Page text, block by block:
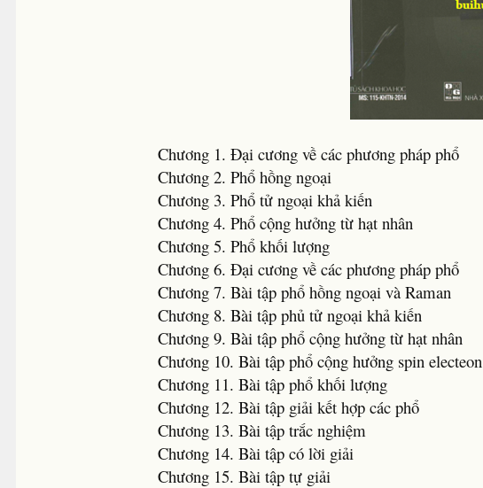
Chương 1. Đại cương về các phương pháp phổ
Chương 2. Phổ hồng ngoại
Chương 3. Phổ tử ngoại khả kiến
Chương 4. Phổ cộng hưởng từ hạt nhân
Chương 5. Phổ khối lượng
Chương 6. Đại cương về các phương pháp phổ
Chương 7. Bài tập phổ hồng ngoại và Raman
Chương 8. Bài tập phủ tử ngoại khả kiến
Chương 9. Bài tập phổ cộng hưởng từ hạt nhân
Chương 10. Bài tập phổ cộng hưởng spin electeon
Chương 11. Bài tập phổ khối lượng
Chương 12. Bài tập giải kết hợp các phổ
Chương 13. Bài tập trắc nghiệm
Chương 14. Bài tập có lời giải
Chương 15. Bài tập tự giải